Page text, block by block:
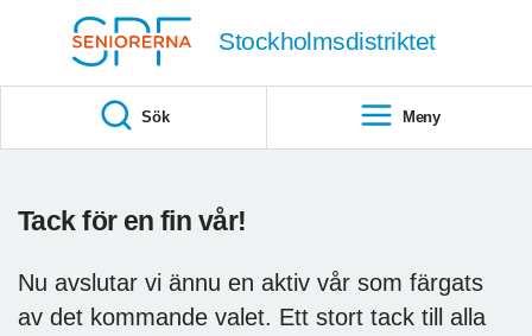
Stockholmsdistriktet
Sök Meny
Tack för en fin vår!
Nu avslutar vi ännu en aktiv vår som färgats
av det kommande valet. Ett stort tack till alla